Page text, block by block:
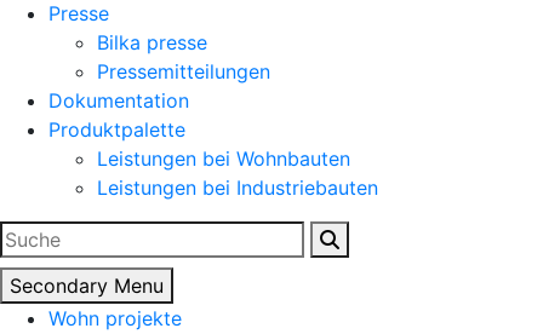
Presse
Bilka presse
Pressemitteilungen
Dokumentation
Produktpalette
Leistungen bei Wohnbauten
Leistungen bei Industriebauten
Suchen
nach:
Secondary Menu
Wohn projekte